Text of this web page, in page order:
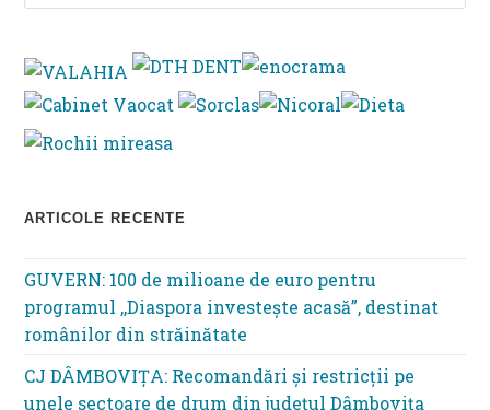
ARTICOLE RECENTE
GUVERN: 100 de milioane de euro pentru
programul ,,Diaspora investește acasă”, destinat
românilor din străinătate
CJ DÂMBOVIȚA: Recomandări și restricții pe
unele sectoare de drum din județul Dâmbovița